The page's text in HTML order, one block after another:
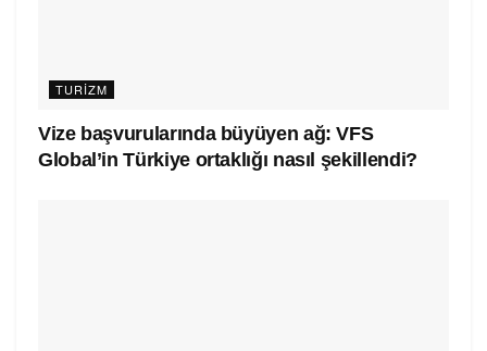
TURIZM
Vize başvurularında büyüyen ağ: VFS
Global’in Türkiye ortaklığı nasıl şekillendi?